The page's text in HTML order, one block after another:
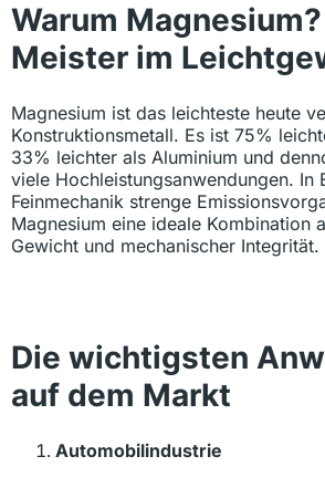
Warum
Meister im
Magnesium ist das leichteste heute
Konstruktionsmetall. Es ist 75%
33% leichter als Aluminium und
viele Hochleistungsanwendungen. In
Feinmechanik strenge
Magnesium eine ideale Kombination
Gewicht und mechanischer Integrität.
Die wichtigsten
auf dem Markt
Automobilindustrie